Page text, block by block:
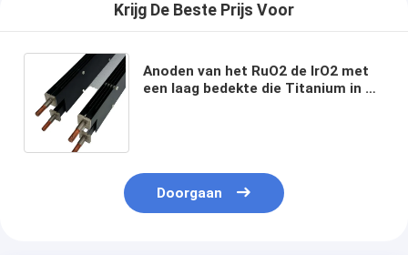
Krijg De Beste Prijs Voor
Anoden van het RuO2 de IrO2 met
een laag bedekte die Titanium in de
Doorgaan